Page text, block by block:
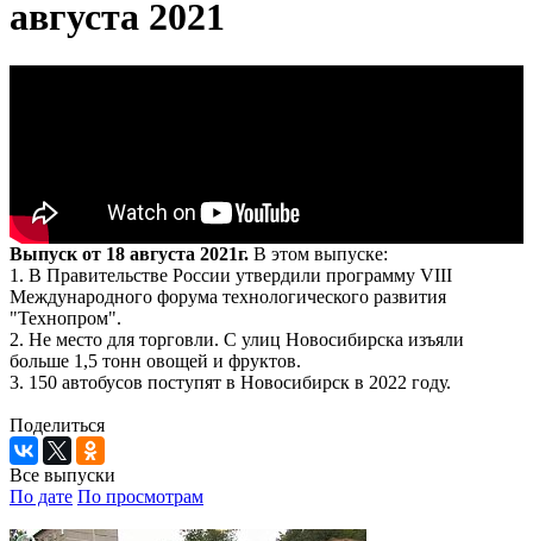
августа 2021
Выпуск от 18 августа 2021г. В этом выпуске:
1. В Правительстве России утвердили программу VIII
Международного форума технологического развития
"Технопром".
2. Не место для торговли. С улиц Новосибирска изъяли
больше 1,5 тонн овощей и фруктов.
3. 150 автобусов поступят в Новосибирск в 2022 году.
Поделиться
Все выпуски
По дате По просмотрам